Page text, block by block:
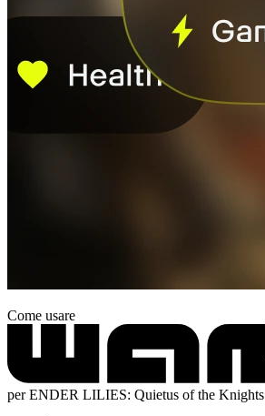
Come usare
per ENDER LILIES: Quietus of the Knights